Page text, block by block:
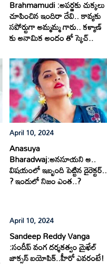
Brahmamudi :అపర్ణకు చుక్కలు
చూపించిన ఇందిరా దేవి.. కావ్యకు
సపోర్టుగా అమ్మమ్మ గారు.. కళ్యాణ్
కు అనామిక అందం తో స్కెచ్..
April 10, 2024
Anasuya
Bharadwaj:అనసూయని ఆ..
విషయంలో ఇబ్బంది పెట్టిన డైరెక్టర్..
? ఇందులో నిజం ఎంత..?
April 10, 2024
Sandeep Reddy Vanga
:సందీప్ వంగ దర్శకత్వం మైఖేల్
జాక్సన్ బయోపిక్..హీరో ఎవరంటే!